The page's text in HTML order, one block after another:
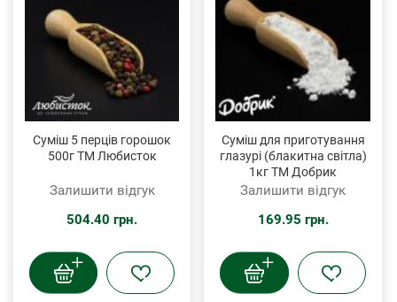
Суміш 5 перців горошок
500г ТМ Любисток
Залишити відгук
504.40 грн.
Суміш для приготування
глазурі (блакитна світла)
1кг ТМ Добрик
Залишити відгук
169.95 грн.